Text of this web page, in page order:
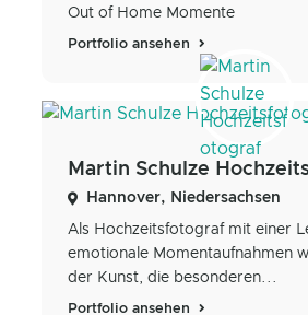
Out of Home Momente
Portfolio ansehen
Martin Schulze
Hannover, Niedersachsen
Als Hochzeitsfotograf mit einer
emotionale Momentaufnahmen
der Kunst, die besonderen...
Portfolio ansehen